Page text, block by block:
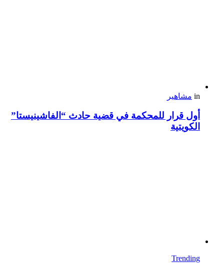
in مشاهير
أول قرار للمحكمة في قضية حادث “الفاشينيستا”
الكويتية
Trending